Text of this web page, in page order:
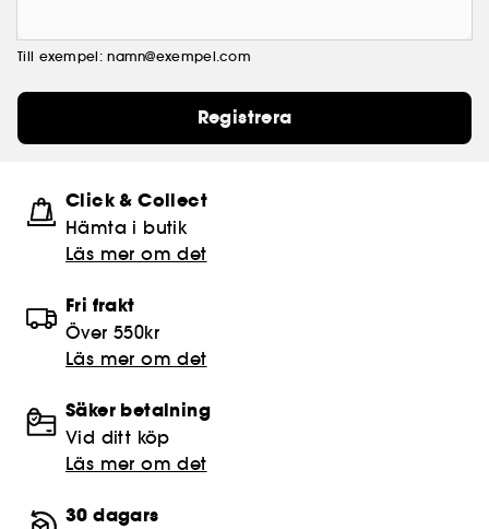
Till exempel: namn@exempel.com
Registrera
Click & Collect
Hämta i butik​
Läs mer om det
Fri frakt
Över 550kr
Läs mer om det
Säker betalning
Vid ditt köp
Läs mer om det
30 dagars